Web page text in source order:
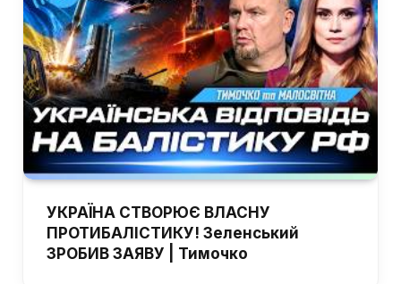
УКРАЇНА СТВОРЮЄ ВЛАСНУ
ПРОТИБАЛІСТИКУ! Зеленський
ЗРОБИВ ЗАЯВУ | Тимочко